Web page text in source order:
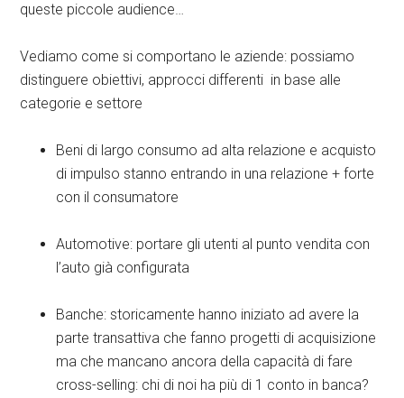
queste piccole audience…
Vediamo come si comportano le aziende: possiamo
distinguere obiettivi, approcci differenti in base alle
categorie e settore
Beni di largo consumo ad alta relazione e acquisto
di impulso stanno entrando in una relazione + forte
con il consumatore
Automotive: portare gli utenti al punto vendita con
l’auto già configurata
Banche: storicamente hanno iniziato ad avere la
parte transattiva che fanno progetti di acquisizione
ma che mancano ancora della capacità di fare
cross-selling: chi di noi ha più di 1 conto in banca?